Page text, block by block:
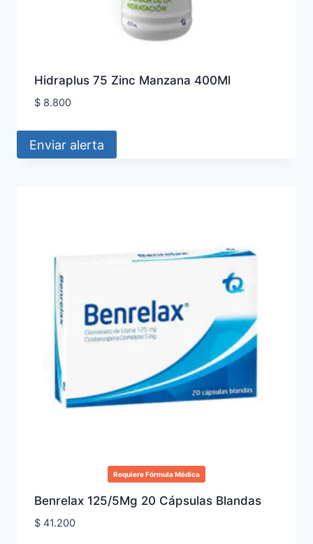
Hidraplus 75 Zinc Manzana 400Ml
$8.800
Enviar alerta
Requiere Fórmula Médica
Benrelax 125/5Mg 20 Cápsulas Blandas
$41.200